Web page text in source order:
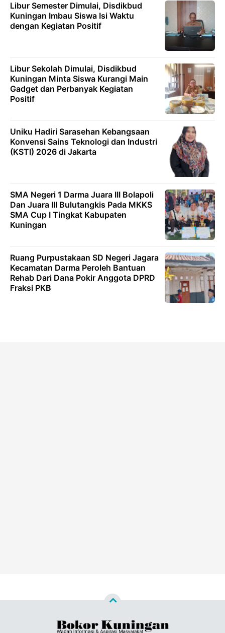
Libur Semester Dimulai, Disdikbud
Kuningan Imbau Siswa Isi Waktu
dengan Kegiatan Positif
Libur Sekolah Dimulai, Disdikbud
Kuningan Minta Siswa Kurangi Main
Gadget dan Perbanyak Kegiatan
Positif
Uniku Hadiri Sarasehan Kebangsaan
Konvensi Sains Teknologi dan Industri
(KSTI) 2026 di Jakarta
SMA Negeri 1 Darma Juara III Bolapoli
Dan Juara III Bulutangkis Pada MKKS
SMA Cup I Tingkat Kabupaten
Kuningan
Ruang Purpustakaan SD Negeri Jagara
Kecamatan Darma Peroleh Bantuan
Rehab Dari Dana Pokir Anggota DPRD
Fraksi PKB